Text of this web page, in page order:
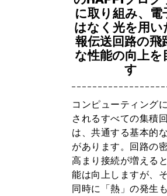
に取り組み、電
はなく光を用い
報伝送回路の飛
な性能の向上を
す
コンピューティング
されるすべての集積
は、共通する基本的
があります。回路の
高まり接続が増える
能は向上しますが、
同時に「熱」の発生